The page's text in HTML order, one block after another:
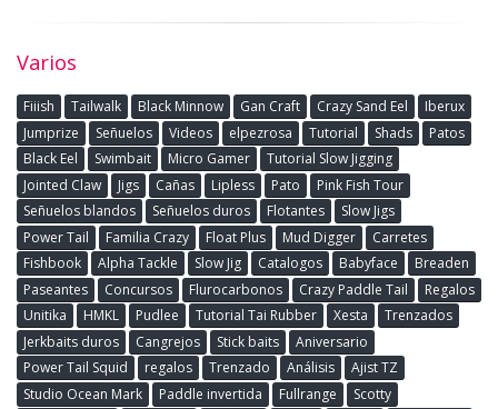
Varios
Fiiish Tailwalk Black Minnow Gan Craft Crazy Sand Eel
Iberux
Jumprize
Señuelos Videos elpezrosa Tutorial Shads
Patos
Black Eel
Swimbait Micro Gamer
Tutorial Slow Jigging
Jointed Claw
Jigs Cañas Lipless Pato
Pink Fish Tour
Señuelos blandos
Señuelos duros Flotantes
Slow Jigs
Power Tail
Familia Crazy Float Plus Mud Digger
Carretes
Fishbook
Alpha Tackle Slow Jig Catalogos Babyface
Breaden
Paseantes
Concursos Flurocarbonos Crazy Paddle Tail
Regalos
Unitika
HMKL Pudlee Tutorial Tai Rubber Xesta
Trenzados
Jerkbaits duros
Cangrejos Stick baits
Aniversario
Power Tail Squid
regalos Trenzado Análisis
Ajist TZ
Studio Ocean Mark
Paddle invertida Fullrange
Scotty